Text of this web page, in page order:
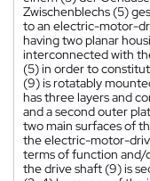
Zwischenblechs (5)
to an electric-motor-
having two planar
interconnected with
(5) in order to
(9) is rotatably
has three layers and
and a second outer
two main surfaces of
the electric-motor-
terms of function and/
the drive shaft (9) is